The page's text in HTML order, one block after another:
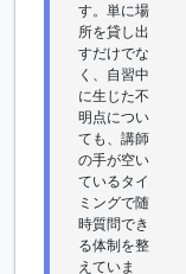
す。単に場
所を貸し出
すだけでな
く、自習中
に生じた不
明点につい
ても、講師
の手が空い
ているタイ
ミングで随
時質問でき
る体制を整
えていま